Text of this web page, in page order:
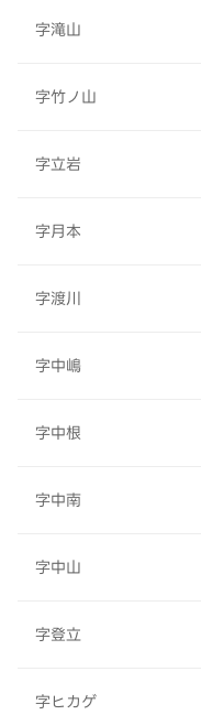
字滝山
字竹ノ山
字立岩
字月本
字渡川
字中嶋
字中根
字中南
字中山
字登立
字ヒカゲ